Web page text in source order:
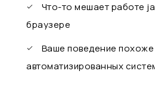
Что-то мешает работе
браузере
Ваше поведение
автоматизированных